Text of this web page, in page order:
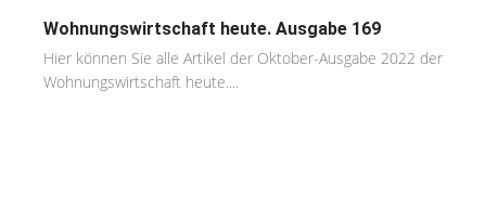
Wohnungswirtschaft heute. Ausgabe 169
Hier können Sie alle Artikel der Oktober-Ausgabe 2022 der
Wohnungswirtschaft heute....